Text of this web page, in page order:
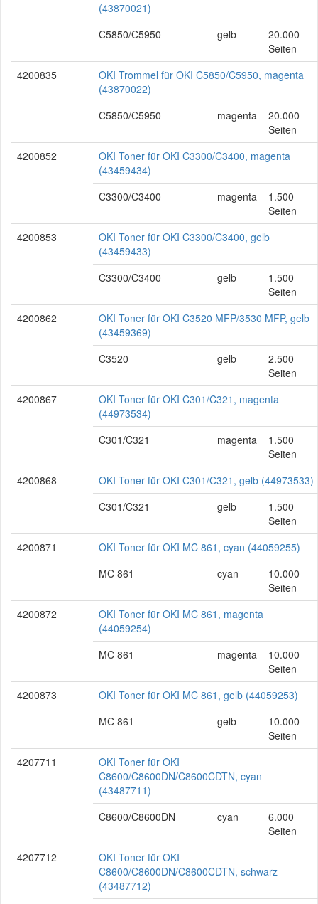
(43870021)
C5850/C5950
gelb
20.000
Seiten
4200835
OKI Trommel für OKI C5850/C5950, magenta
(43870022)
C5850/C5950
magenta
20.000
Seiten
4200852
OKI Toner für OKI C3300/C3400, magenta
(43459434)
C3300/C3400
magenta
1.500
Seiten
4200853
OKI Toner für OKI C3300/C3400, gelb
(43459433)
C3300/C3400
gelb
1.500
Seiten
4200862
OKI Toner für OKI C3520 MFP/3530 MFP, gelb
(43459369)
C3520
gelb
2.500
Seiten
4200867
OKI Toner für OKI C301/C321, magenta
(44973534)
C301/C321
magenta
1.500
Seiten
4200868
OKI Toner für OKI C301/C321, gelb (44973533)
C301/C321
gelb
1.500
Seiten
4200871
OKI Toner für OKI MC 861, cyan (44059255)
MC 861
cyan
10.000
Seiten
4200872
OKI Toner für OKI MC 861, magenta
(44059254)
MC 861
magenta
10.000
Seiten
4200873
OKI Toner für OKI MC 861, gelb (44059253)
MC 861
gelb
10.000
Seiten
4207711
OKI Toner für OKI
C8600/C8600DN/C8600CDTN, cyan
(43487711)
C8600/C8600DN
cyan
6.000
Seiten
4207712
OKI Toner für OKI
C8600/C8600DN/C8600CDTN, schwarz
(43487712)